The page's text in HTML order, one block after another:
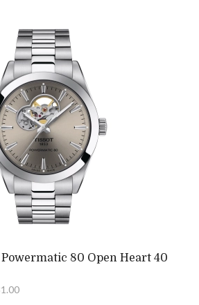
80 Open Heart 40